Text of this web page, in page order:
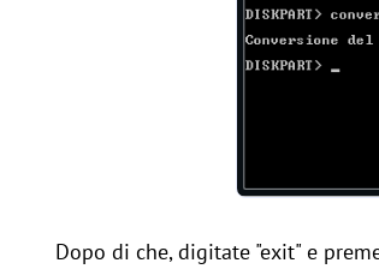
Dopo di che, digitate "exit" e